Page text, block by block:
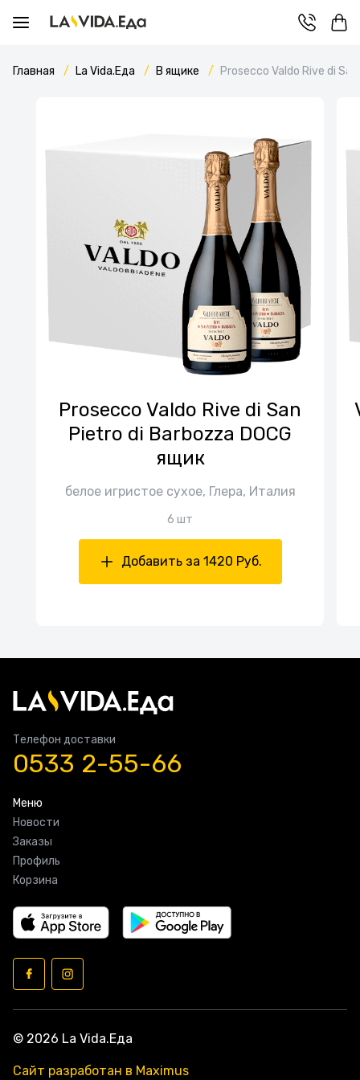
Главная La Vida.Еда В ящике Prosecco Valdo Rive di
Prosecco Valdo Rive di San
Pietro di Barbozza DOCG
ящик
белое игристое сухое, Глера, Италия
6 шт
Добавить за 1420 Руб.
Телефон доставки
0533 2-55-66
Меню
Новости
Заказы
Профиль
Корзина
© 2026 La Vida.Еда
Сайт разработан в Maximus